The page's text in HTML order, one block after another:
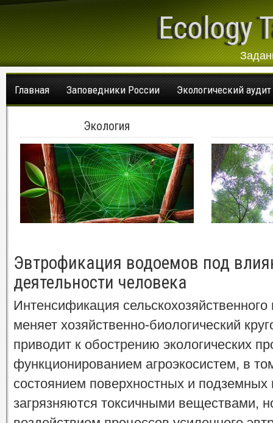
Ecology
Главная Заповедники России Экологический аудит
Экология
Эвтрофикация водоемов под
деятельности человека
Интенсификация
меняет хозяйственно-биологический
приводит к обострению экологических
функционированием агроэкосистем, в
состоянием поверхностных и подземных
загрязняются токсичными веществами,